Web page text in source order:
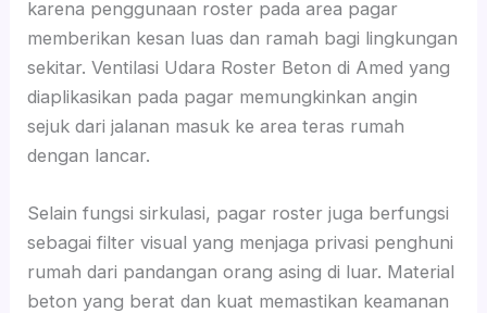
karena penggunaan roster pada area pagar
memberikan kesan luas dan ramah bagi lingkungan
sekitar. Ventilasi Udara Roster Beton di Amed yang
diaplikasikan pada pagar memungkinkan angin
sejuk dari jalanan masuk ke area teras rumah
dengan lancar.
Selain fungsi sirkulasi, pagar roster juga berfungsi
sebagai filter visual yang menjaga privasi penghuni
rumah dari pandangan orang asing di luar. Material
beton yang berat dan kuat memastikan keamanan